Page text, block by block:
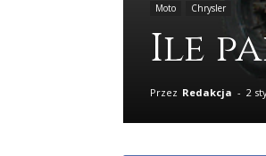
Moto Chrysler
Ile
Przez Redakcja - 2